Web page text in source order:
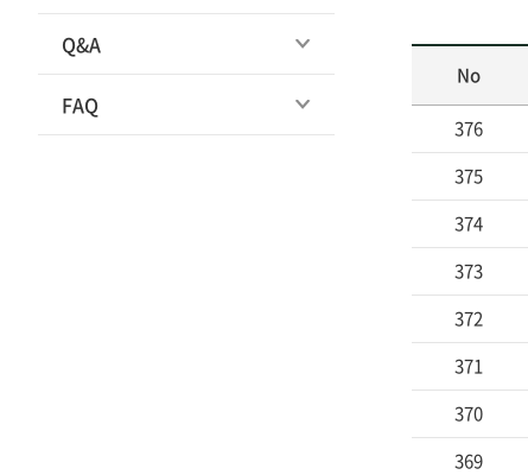
Q&A
FAQ
No
376
375
374
373
372
371
370
369